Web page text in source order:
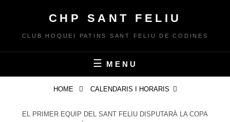
content
CHP SANT FELIU
CLUB HOQUEI PATINS SANT FELIU DE CODINES
MENU
HOME CALENDARIS I HORARIS
EL PRIMER EQUIP DEL SANT FELIU DISPUTARÀ LA COPA